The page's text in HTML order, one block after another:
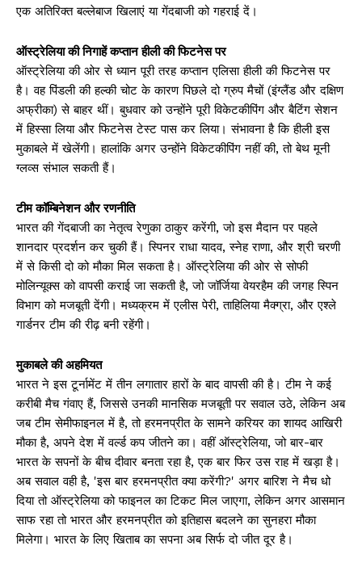
एक अतिरिक्त बल्लेबाज खिलाएं या गेंदबाजी को गहराई दें।
ऑस्ट्रेलिया की निगाहें कप्तान हीली की फिटनेस पर
ऑस्ट्रेलिया की ओर से ध्यान पूरी तरह कप्तान एलिसा हीली की फिटनेस पर
है। वह पिंडली की हल्की चोट के कारण पिछले दो ग्रुप मैचों (इंग्लैंड और दक्षिण
अफ्रीका) से बाहर थीं। बुधवार को उन्होंने पूरी विकेटकीपिंग और बैटिंग सेशन
में हिस्सा लिया और फिटनेस टेस्ट पास कर लिया। संभावना है कि हीली इस
मुकाबले में खेलेंगी। हालांकि अगर उन्होंने विकेटकीपिंग नहीं की, तो बेथ मूनी
ग्लव्स संभाल सकती हैं।
टीम कॉम्बिनेशन और रणनीति
भारत की गेंदबाजी का नेतृत्व रेणुका ठाकुर करेंगी, जो इस मैदान पर पहले
शानदार प्रदर्शन कर चुकी हैं। स्पिनर राधा यादव, स्नेह राणा, और श्री चरणी
में से किसी दो को मौका मिल सकता है। ऑस्ट्रेलिया की ओर से सोफी
मोलिन्यूक्स को वापसी कराई जा सकती है, जो जॉर्जिया वेयरहैम की जगह स्पिन
विभाग को मजबूती देंगी। मध्यक्रम में एलीस पेरी, ताहिलिया मैक्ग्रा, और एश्ले
गार्डनर टीम की रीढ़ बनी रहेंगी।
मुकाबले की अहमियत
भारत ने इस टूर्नामेंट में तीन लगातार हारों के बाद वापसी की है। टीम ने कई
करीबी मैच गंवाए हैं, जिससे उनकी मानसिक मजबूती पर सवाल उठे, लेकिन अब
जब टीम सेमीफाइनल में है, तो हरमनप्रीत के सामने करियर का शायद आखिरी
मौका है, अपने देश में वर्ल्ड कप जीतने का। वहीं ऑस्ट्रेलिया, जो बार-बार
भारत के सपनों के बीच दीवार बनता रहा है, एक बार फिर उस राह में खड़ा है।
अब सवाल वही है, 'इस बार हरमनप्रीत क्या करेंगी?' अगर बारिश ने मैच धो
दिया तो ऑस्ट्रेलिया को फाइनल का टिकट मिल जाएगा, लेकिन अगर आसमान
साफ रहा तो भारत और हरमनप्रीत को इतिहास बदलने का सुनहरा मौका
मिलेगा। भारत के लिए खिताब का सपना अब सिर्फ दो जीत दूर है।